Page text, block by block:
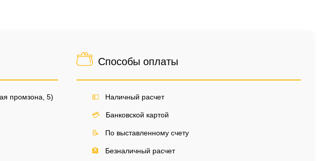
промзона, 5)
Способы оплаты
💵 Наличный расчет
💳 Банковской картой
📝 По выставленному счету
🏦 Безналичный расчет